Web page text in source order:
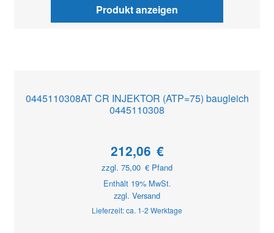
Produkt anzeigen
0445110308AT CR INJEKTOR (ATP=75) baugleich
0445110308
212,06 €
zzgl. 75,00 € Pfand
Enthält 19% MwSt.
zzgl. Versand
Lieferzeit: ca. 1-2 Werktage